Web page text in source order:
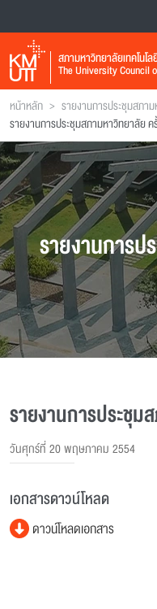
สภามหาวิทยาลัยเทคโนโ
The University Council
หน้าหลัก > รายงานการประชุมสภา
รายงานการ
รายงานการประชุ
วันศุกร์ที่ 20 พฤษภาคม 2554
เอกสารดาวน์โหลด
ดาวน์โหลดเอกสาร